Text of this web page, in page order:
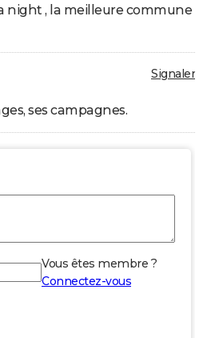
night , la meilleure commune
Signaler
ses campagnes.
Vous êtes membre ?
Connectez-vous